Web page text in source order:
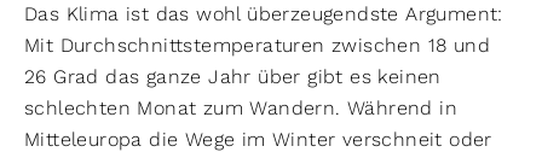
Das Klima ist das wohl überzeugendste Argument:
Mit Durchschnittstemperaturen zwischen 18 und
26 Grad das ganze Jahr über gibt es keinen
schlechten Monat zum Wandern. Während in
Mitteleuropa die Wege im Winter verschneit oder